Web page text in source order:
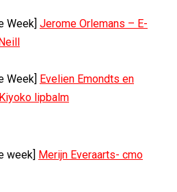
Week] Jerome Orlemans – E-
Week] Evelien Emondts en
lipbalm
week] Merijn Everaarts- cmo